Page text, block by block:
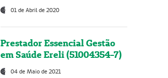
01 de Abril de 2020
Prestador Essencial Gestão
em Saúde Ereli (51004354-7)
04 de Maio de 2021